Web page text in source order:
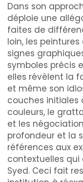
Dans son
déploie une
faites de
loin, les
signes
symboles précis
elles révèlent la
et même son
couches initiales
couleurs, le
et les
profondeur et la
références aux
contextuelles
Syed. Ceci fait